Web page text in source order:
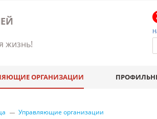
жизнь!
ОРГАНИЗАЦИИ
Управляющие организации